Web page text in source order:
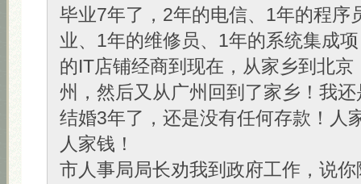
毕业7年了，2年的电信、1年的程序
业、1年的维修员、1年的系统集成
的IT店铺经商到现在，从家乡到北京
州，然后又从广州回到了家乡！我
结婚3年了，还是没有任何存款！人
人家钱！
市人事局局长劝我到政府工作，说